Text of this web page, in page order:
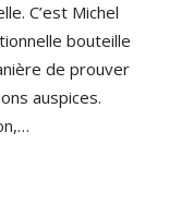
C’est Michel
bouteille
de prouver
auspices.